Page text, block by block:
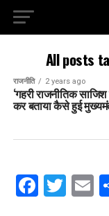
All posts
राजनीति 2 years ago
‘गहरी राजनीतिक
कर बताया कैसे हुई